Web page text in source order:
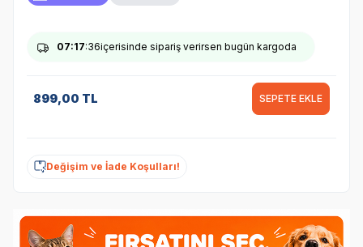
07:17:36içerisinde sipariş verirsen bugün kargoda
899,00 TL SEPETE EKLE
Değişim ve İade Koşulları!